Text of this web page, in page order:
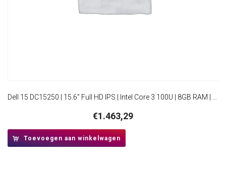
€1.463,29
Toevoegen aan winkelwagen